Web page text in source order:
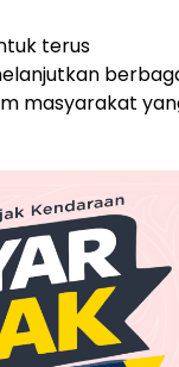
terus
masyarakat